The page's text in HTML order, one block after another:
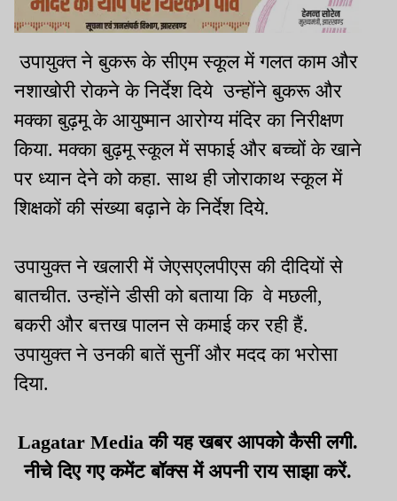
उपायुक्त ने बुकरू के सीएम स्कूल में गलत काम और
नशाखोरी रोकने के निर्देश दिये उन्होंने बुकरू और
मक्का बुढ़मू के आयुष्मान आरोग्य मंदिर का निरीक्षण
किया. मक्का बुढ़मू स्कूल में सफाई और बच्चों के खाने
पर ध्यान देने को कहा. साथ ही जोराकाथ स्कूल में
शिक्षकों की संख्या बढ़ाने के निर्देश दिये.
उपायुक्त ने खलारी में जेएसएलपीएस की दीदियों से
बातचीत. उन्होंने डीसी को बताया कि वे मछली,
बकरी और बत्तख पालन से कमाई कर रही हैं.
उपायुक्त ने उनकी बातें सुनीं और मदद का भरोसा
दिया.
Lagatar Media की यह खबर आपको कैसी लगी.
नीचे दिए गए कमेंट बॉक्स में अपनी राय साझा करें.